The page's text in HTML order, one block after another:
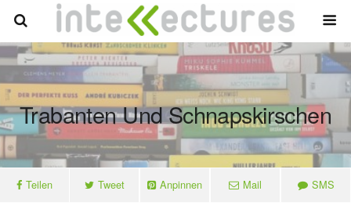
Trabanten Und Schnapskirschen
Teilen Tweet Anpinnen Mail SMS